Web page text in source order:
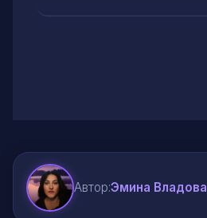
Автор:Эмина Владова